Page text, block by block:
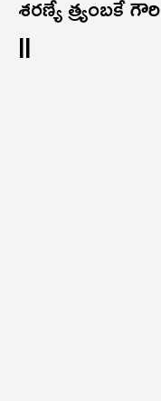
శరణ్యే త్ర్యంబకే
||